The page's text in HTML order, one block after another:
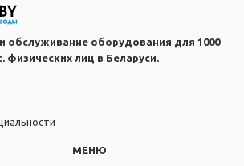
оборудования для 1000
физических лиц в Беларуси.
МЕНЮ